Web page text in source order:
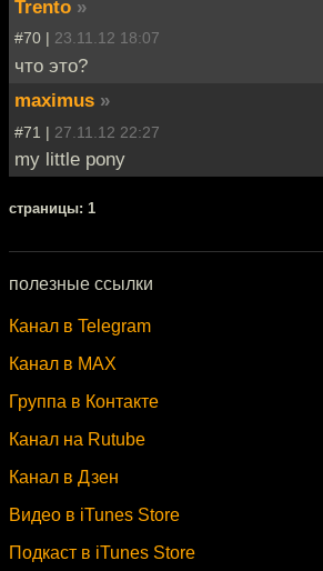
Trento »
#70 | 23.11.12 18:07
что это?
maximus »
#71 | 27.11.12 22:27
my little pony
cтраницы: 1
полезные ссылки
Канал в Telegram
Канал в MAX
Группа в Контакте
Канал на Rutube
Канал в Дзен
Видео в iTunes Store
Подкаст в iTunes Store